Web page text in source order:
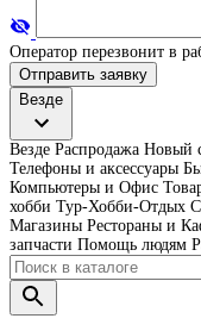
Оператор перезвонит в
Отправить заявку
Везде
Везде Распродажа Новый
Телефоны и аксессуары
Компьютеры и Офис
хобби Тур-Хобби-Отдых
Магазины Рестораны и
запчасти Помощь людям